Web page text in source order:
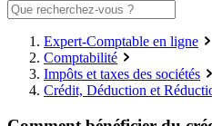
Expert-Comptable en ligne
Comptabilité
Impôts et taxes des sociétés
Crédit, Déduction et